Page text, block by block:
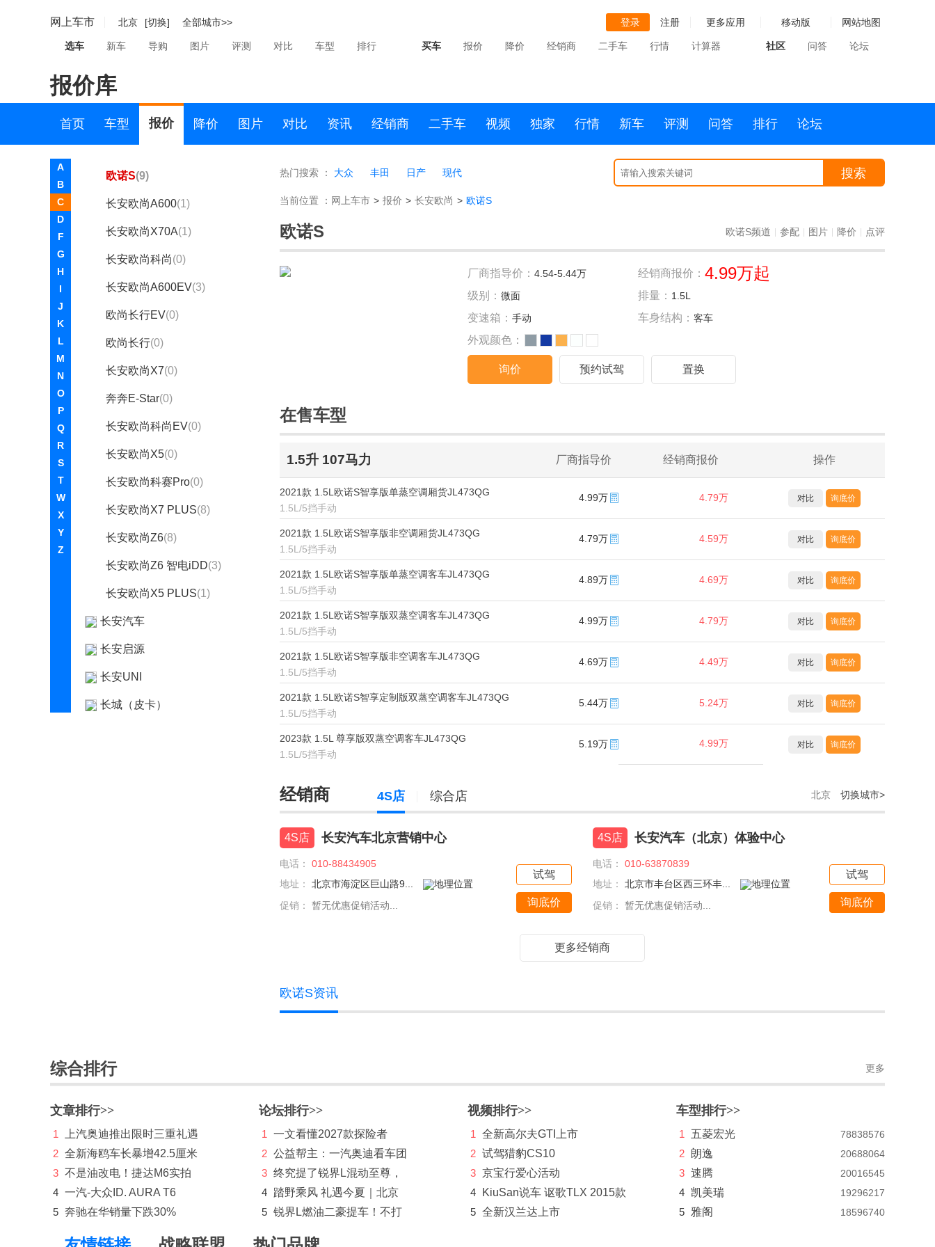
网上车市 北京 [切换] 全部城市>> 登录 注册 更多应用 移动版 网站地图
选车 新车 导购 图片 评测 对比 车型 排行 买车 报价 降价 经销商 二手车 行情 计算器 社区 问答 论坛
报价库
首页 车型 报价 降价 图片 对比 资讯 经销商 二手车 视频 独家 行情 新车 评测 问答 排行 论坛
A
B
C
D
F
G
H
I
J
K
L
M
N
O
P
Q
R
S
T
W
X
Y
Z
长安凯程
长安欧尚
长安欧尚
欧诺S(9)
长安欧尚A600(1)
长安欧尚X70A(1)
长安欧尚科尚(0)
长安欧尚A600EV(3)
欧尚长行EV(0)
欧尚长行(0)
长安欧尚X7(0)
奔奔E-Star(0)
长安欧尚科尚EV(0)
长安欧尚X5(0)
长安欧尚科赛Pro(0)
长安欧尚X7 PLUS(8)
长安欧尚Z6(8)
长安欧尚Z6 智电iDD(3)
长安欧尚X5 PLUS(1)
长安汽车
长安启源
长安UNI
长城（皮卡）
东风小康
DS
E
212
F
热门搜索 ： 大众 丰田 日产 现代 搜索
当前位置 ： 网上车市 > 报价 > 长安欧尚 > 欧诺S
欧诺S 欧诺S频道 参配 图片 降价 点评
厂商指导价： 4.54-5.44万 经销商报价： 4.99万起
级别： 微面 排量： 1.5L
变速箱： 手动 车身结构： 客车
外观颜色：
询价 预约试驾 置换
在售车型
1.5升 107马力 厂商指导价 经销商报价 操作
2021款 1.5L欧诺S智享版单蒸空调厢货JL473QG
1.5L/5挡手动
4.99万 4.79万 对比 询底价
2021款 1.5L欧诺S智享版非空调厢货JL473QG
1.5L/5挡手动
4.79万 4.59万 对比 询底价
2021款 1.5L欧诺S智享版单蒸空调客车JL473QG
1.5L/5挡手动
4.89万 4.69万 对比 询底价
2021款 1.5L欧诺S智享版双蒸空调客车JL473QG
1.5L/5挡手动
4.99万 4.79万 对比 询底价
2021款 1.5L欧诺S智享版非空调客车JL473QG
1.5L/5挡手动
4.69万 4.49万 对比 询底价
2021款 1.5L欧诺S智享定制版双蒸空调客车JL473QG
1.5L/5挡手动
5.44万 5.24万 对比 询底价
2023款 1.5L 尊享版双蒸空调客车JL473QG
1.5L/5挡手动
5.19万 4.99万 对比 询底价
经销商 北京 切换城市>
4S店 综合店
4S店 长安汽车北京营销中心
电话：
010-88434905
地址：
北京市海淀区巨山路9...
促销：
暂无优惠促销活动...
试驾
询底价
4S店 长安汽车（北京）体验中心
电话：
010-63870839
地址：
北京市丰台区西三环丰...
促销：
暂无优惠促销活动...
试驾
询底价
更多经销商
欧诺S资讯
综合排行 更多
文章排行>>
1
上汽奥迪推出限时三重礼遇
2 全新海鸥车长暴增42.5厘米
3 不是油改电！捷达M6实拍
4 一汽-大众ID. AURA T6
5 奔驰在华销量下跌30%
论坛排行>>
1
一文看懂2027款探险者
2 公益帮主：一汽奥迪看车团
3 终究提了锐界L混动至尊，
4 踏野乘风 礼遇今夏｜北京
5 锐界L燃油二豪提车！不打
视频排行>>
1
全新高尔夫GTI上市
2 试驾猎豹CS10
3 京宝行爱心活动
4
KiuSan说车 讴歌TLX 2015款
5 全新汉兰达上市
车型排行>>
1 五菱宏光 78838576
2 朗逸 20688064
3 速腾 20016545
4 凯美瑞 19296217
5 雅阁 18596740